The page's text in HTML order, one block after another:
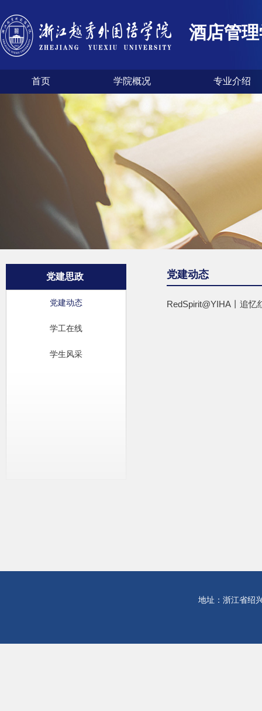
酒店管
首页 学院概况 专业介绍
党建思政
党建动态
学工在线
学生风采
党建动态
RedSpirit@YIHA丨追
地址：浙江省绍